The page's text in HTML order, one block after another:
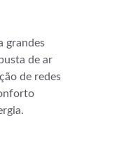
grandes
de ar
de redes